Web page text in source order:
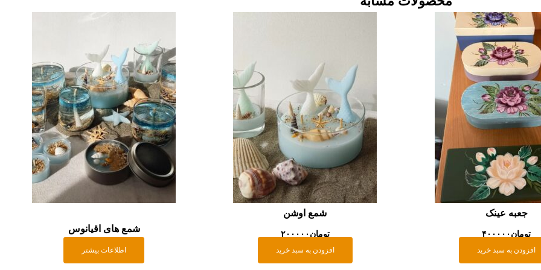
جعبه عینک
تومان۴۰۰۰۰۰
افزودن به سبد خرید
شمع اوشن
تومان۲۰۰۰۰۰
افزودن به سبد خرید
شمع های اقیانوس
اطلاعات بیشتر